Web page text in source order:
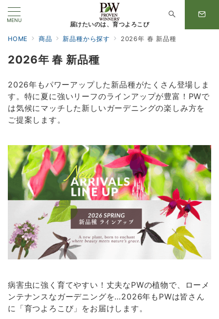
MENU
届けたいのは、育つよろこび
HOME 商品 新品種から探す 2026年 春 新品種
2026年 春 新品種
2026年もパワーアップした新品種がたくさん登場しま
す。特に夏に強いリーフのラインアップが豊富！PWで
は気候にマッチした新しいガーデニングの楽しみ方を
ご提案します。
病害虫に強く育てやすい！丈夫なPWの植物で、ローメ
ンテナンスなガーデニングを…2026年もPWは皆さん
に「育つよろこび」をお届けします。